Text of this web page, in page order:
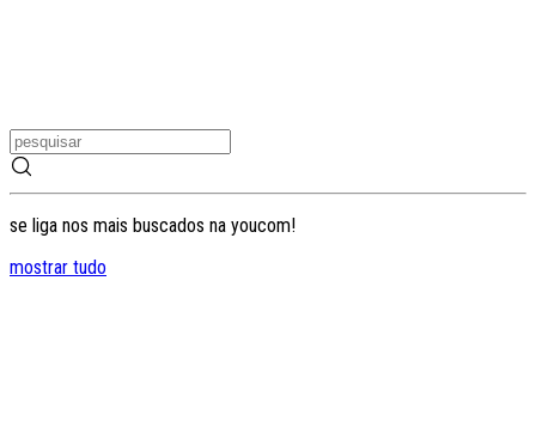
se liga nos mais buscados na youcom!
mostrar tudo